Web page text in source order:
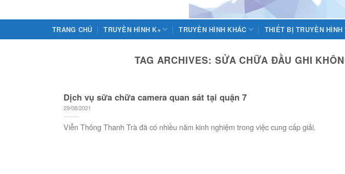
TRANG CHỦ TRUYỀN HÌNH K+ TRUYỀN HÌNH KHÁC THIẾT BỊ TRUYỀN HÌNH
TAG ARCHIVES: SỬA CHỮA ĐẦU GHI
Dịch vụ sữa chữa camera quan sát tại quận 7
29/08/2021
Viễn Thông Thanh Trà đã có nhiều năm kinh nghiệm trong việc cung cấp giải.